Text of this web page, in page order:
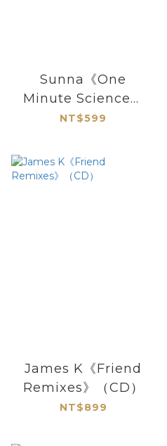
Sunna《One
Minute Science》
（CD）
NT$599
James K《Friend
Remixes》（CD）
NT$899